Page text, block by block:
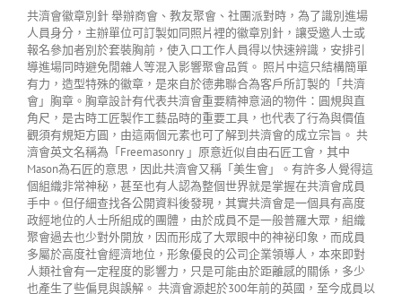
共濟會徽章別針 舉辦商會、教友聚會、社團派對時，為了識別進場
人員身分，主辦單位可訂製如同照片裡的徽章別針，讓受邀人士或
報名參加者別於套裝胸前，使入口工作人員得以快速辨識，安排引
導進場同時避免閒雜人等混入影響聚會品質。 照片中這只結構簡單
有力，造型特殊的徽章，是來自於德弗聯合為客戶所訂製的「共濟
會」胸章。胸章設計有代表共濟會重要精神意涵的物件：圓規與直
角尺，是古時工匠製作工藝品時的重要工具，也代表了行為與價值
觀須有規矩方圓，由這兩個元素也可了解到共濟會的成立宗旨。 共
濟會英文名稱為「Freemasonry 」原意近似自由石匠工會，其中
Mason為石匠的意思，因此共濟會又稱「美生會」。有許多人覺得這
個組織非常神秘，甚至也有人認為整個世界就是掌握在共濟會成員
手中。但仔細查找各公開資料後發現，其實共濟會是一個具有高度
政經地位的人士所組成的團體，由於成員不是一般普羅大眾，組織
聚會過去也少對外開放，因而形成了大眾眼中的神祕印象，而成員
多屬於高度社會經濟地位，形象優良的公司企業領導人，本來即對
人類社會有一定程度的影響力，只是可能由於距離感的關係，多少
也產生了些偏見與誤解。 共濟會源起於300年前的英國，至今成員以